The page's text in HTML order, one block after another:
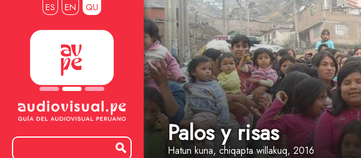
ES EN QU
Palos y risas
Hatun kuna, chiqapta willakuq, 2016